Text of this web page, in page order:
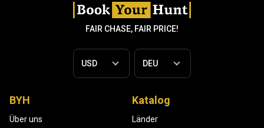
FAIR CHASE, FAIR PRICE!
BYH
Über uns
Katalog
Länder